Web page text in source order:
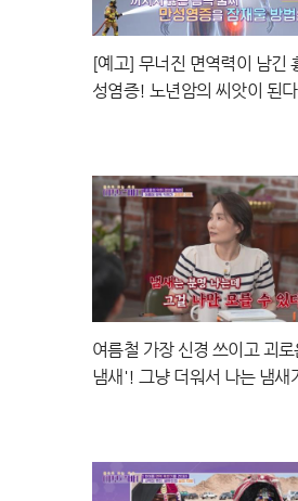
[예고] 무너진 면역력이 남긴
성염증! 노년암의 씨앗이 된
여름철 가장 신경 쓰이고 괴
냄새'! 그냥 더워서 나는 냄새